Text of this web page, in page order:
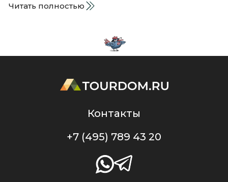
Читать полностью
Контакты
+7 (495) 789 43 20